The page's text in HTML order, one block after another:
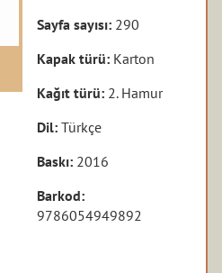
Sayfa sayısı: 290
Kapak türü: Karton
Kağıt türü: 2. Hamur
Dil:Türkçe
Baskı: 2016
Barkod:
9786054949892